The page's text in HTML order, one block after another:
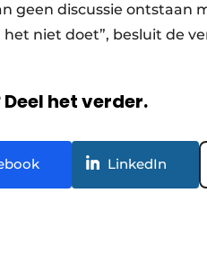
geen discussie ontstaan
niet doet”, besluit de
het verder.
LinkedIn